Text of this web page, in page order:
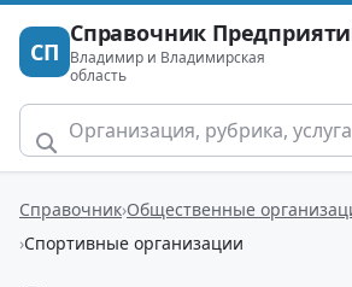
СП
Справочник
Владимир и Владимирская
область
Справочник Общественные
Спортивные организации